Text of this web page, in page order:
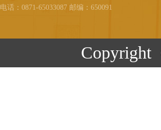
电话：0871-65033087 邮编：650091